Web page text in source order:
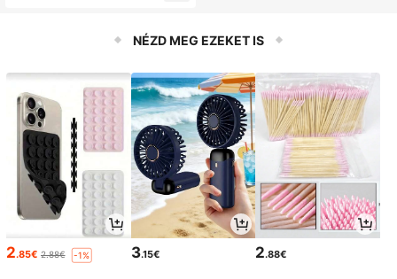
úzg szőr eltávolításhoz, kíméletes s
zőrtagadó kefe, háziállat szőrtisztít
bócok megelőzéséhez
NÉZD MEG EZEKET IS
2.85€ 2.88€ -1% 3.15€ 2.88€